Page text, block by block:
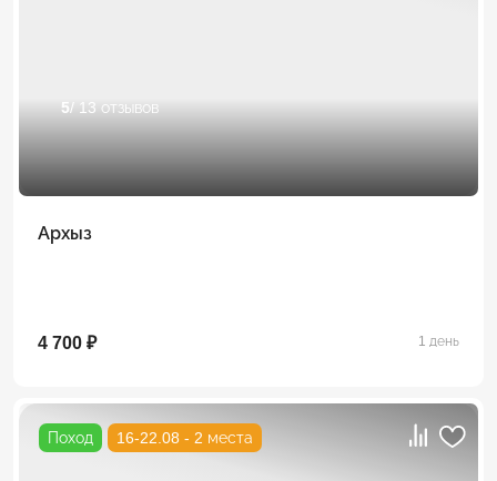
5/ 13 отзывов
Архыз
4 700 ₽ 1 день
Поход 16-22.08 - 2 места